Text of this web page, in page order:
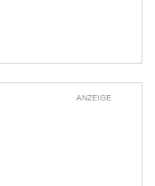
ANZEIGE